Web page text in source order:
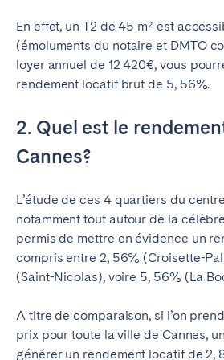
En effet, un T2 de 45 m² est
(émoluments du notaire et DMTO
loyer annuel de 12 420€, vous
rendement locatif brut de 5, 56%.
2. Quel est le
Cannes?
L’étude de ces 4 quartiers du
notamment tout autour de la
permis de mettre en évidence un
compris entre 2, 56% (Croisette-
(Saint-Nicolas), voire 5, 56% (La
A titre de comparaison, si l’on
prix pour toute la ville de Cannes,
générer un rendement locatif de 2,